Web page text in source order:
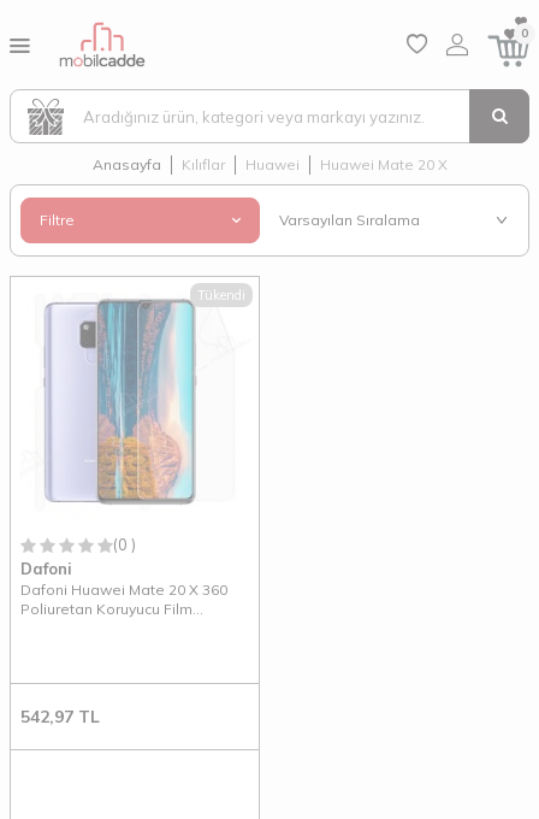
0
Anasayfa Kılıflar Huawei Huawei Mate 20 X
Filtre
Tükendi
(0 )
Dafoni
Dafoni Huawei Mate 20 X 360
Poliuretan Koruyucu Film
542,97 TL